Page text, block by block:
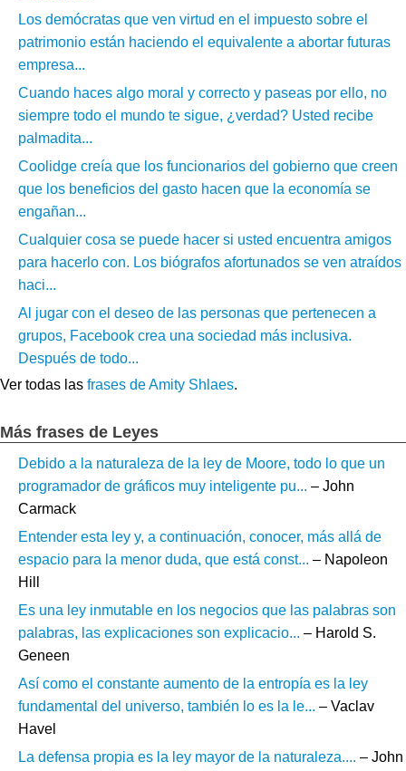
Los demócratas que ven virtud en el impuesto sobre el
patrimonio están haciendo el equivalente a abortar futuras
empresa...
Cuando haces algo moral y correcto y paseas por ello, no
siempre todo el mundo te sigue, ¿verdad? Usted recibe
palmadita...
Coolidge creía que los funcionarios del gobierno que creen
que los beneficios del gasto hacen que la economía se
engañan...
Cualquier cosa se puede hacer si usted encuentra amigos
para hacerlo con. Los biógrafos afortunados se ven atraídos
haci...
Al jugar con el deseo de las personas que pertenecen a
grupos, Facebook crea una sociedad más inclusiva.
Después de todo...
Ver todas las frases de Amity Shlaes.
Más frases de Leyes
Debido a la naturaleza de la ley de Moore, todo lo que un
programador de gráficos muy inteligente pu... – John
Carmack
Entender esta ley y, a continuación, conocer, más allá de
espacio para la menor duda, que está const... – Napoleon
Hill
Es una ley inmutable en los negocios que las palabras son
palabras, las explicaciones son explicacio... – Harold S.
Geneen
Así como el constante aumento de la entropía es la ley
fundamental del universo, también lo es la le... – Vaclav
Havel
La defensa propia es la ley mayor de la naturaleza.... – John